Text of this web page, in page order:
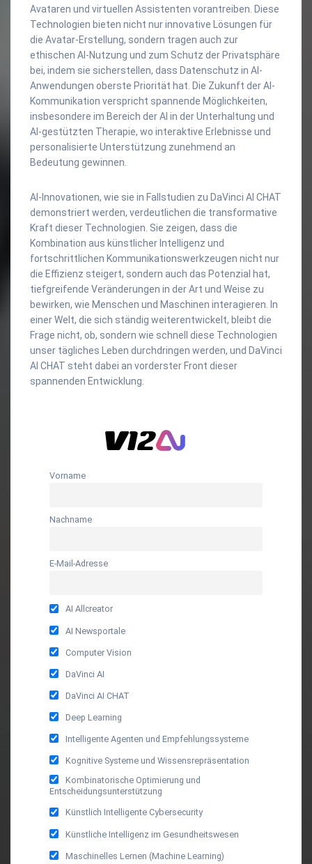
Avataren und virtuellen Assistenten vorantreiben. Diese
Technologien bieten nicht nur innovative Lösungen für
die Avatar-Erstellung, sondern tragen auch zur
ethischen AI-Nutzung und zum Schutz der Privatsphäre
bei, indem sie sicherstellen, dass Datenschutz in AI-
Anwendungen oberste Priorität hat. Die Zukunft der AI-
Kommunikation verspricht spannende Möglichkeiten,
insbesondere im Bereich der AI in der Unterhaltung und
AI-gestützten Therapie, wo interaktive Erlebnisse und
personalisierte Unterstützung zunehmend an
Bedeutung gewinnen.
AI-Innovationen, wie sie in Fallstudien zu DaVinci AI CHAT
demonstriert werden, verdeutlichen die transformative
Kraft dieser Technologien. Sie zeigen, dass die
Kombination aus künstlicher Intelligenz und
fortschrittlichen Kommunikationswerkzeugen nicht nur
die Effizienz steigert, sondern auch das Potenzial hat,
tiefgreifende Veränderungen in der Art und Weise zu
bewirken, wie Menschen und Maschinen interagieren. In
einer Welt, die sich ständig weiterentwickelt, bleibt die
Frage nicht, ob, sondern wie schnell diese Technologien
unser tägliches Leben durchdringen werden, und DaVinci
AI CHAT steht dabei an vorderster Front dieser
spannenden Entwicklung.
Vorname
Nachname
E-Mail-Adresse
AI Allcreator
AI Newsportale
Computer Vision
DaVinci AI
DaVinci AI CHAT
Deep Learning
Intelligente Agenten und Empfehlungssysteme
Kognitive Systeme und Wissensrepräsentation
Kombinatorische Optimierung und
Entscheidungsunterstützung
Künstlich Intelligente Cybersecurity
Künstliche Intelligenz im Gesundheitswesen
Maschinelles Lernen (Machine Learning)